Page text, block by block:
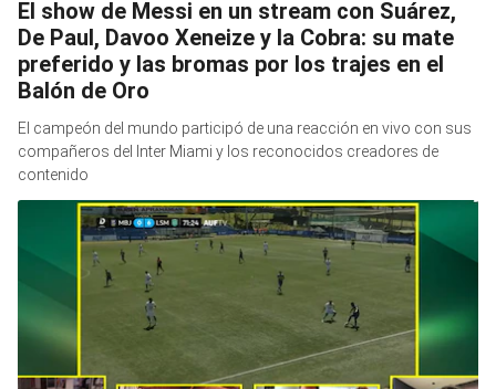
El show de Messi en un stream con Suárez,
De Paul, Davoo Xeneize y la Cobra: su mate
preferido y las bromas por los trajes en el
Balón de Oro
El campeón del mundo participó de una reacción en vivo con sus
compañeros del Inter Miami y los reconocidos creadores de
contenido